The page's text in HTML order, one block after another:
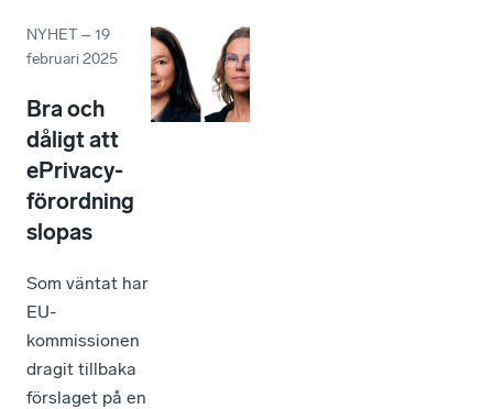
NYHET –19
februari 2025
Bra och
dåligt att
ePrivacy-
förordning
slopas
Som väntat har
EU-
kommissionen
dragit tillbaka
förslaget på en